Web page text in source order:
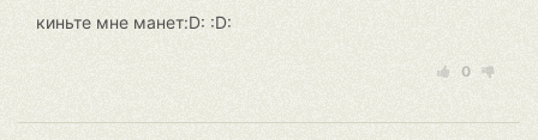
киньте мне манет:D: :D:
0